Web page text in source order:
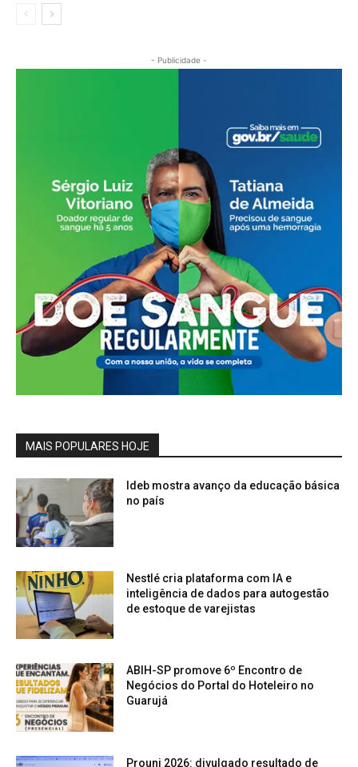
- Publicidade -
MAIS POPULARES HOJE
Ideb mostra avanço da educação básica
no país
Nestlé cria plataforma com IA e
inteligência de dados para autogestão
de estoque de varejistas
ABIH-SP promove 6º Encontro de
Negócios do Portal do Hoteleiro no
Guarujá
Prouni 2026: divulgado resultado de